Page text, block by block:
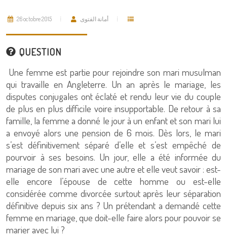
26 octobre 2015 أمانة الفتوى
QUESTION
Une femme est partie pour rejoindre son mari musulman
qui travaille en Angleterre. Un an après le mariage, les
disputes conjugales ont éclaté et rendu leur vie du couple
de plus en plus difficile voire insupportable. De retour à sa
famille, la femme a donné le jour à un enfant et son mari lui
a envoyé alors une pension de 6 mois. Dès lors, le mari
s’est définitivement séparé d’elle et s’est empêché de
pourvoir à ses besoins. Un jour, elle a été informée du
mariage de son mari avec une autre et elle veut savoir : est-
elle encore l’épouse de cette homme ou est-elle
considérée comme divorcée surtout après leur séparation
définitive depuis six ans ? Un prétendant a demandé cette
femme en mariage, que doit-elle faire alors pour pouvoir se
marier avec lui ?